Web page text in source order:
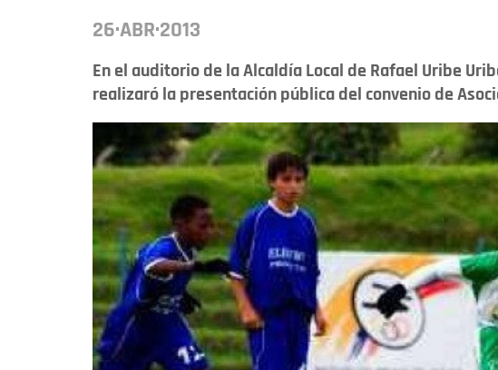
26·ABR·2013
En el auditorio de la Alcaldía Local de Rafael Uribe
realizaró la presentación pública del convenio de